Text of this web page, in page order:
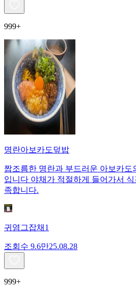
999+
명란아보카도덮밥
짭조름한 명란과 부드러운 아보카도
입니다 야채가 적절하게 들어가서
족합니다.
귀염그잡채1
조회수 9.6만25.08.28
999+